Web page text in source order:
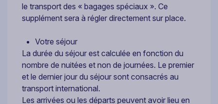
le transport des « bagages spéciaux ». Ce
supplément sera à régler directement sur place.
Votre séjour
La durée du séjour est calculée en fonction du
nombre de nuitées et non de journées. Le premier
et le dernier jour du séjour sont consacrés au
transport international.
Les arrivées ou les départs peuvent avoir lieu en